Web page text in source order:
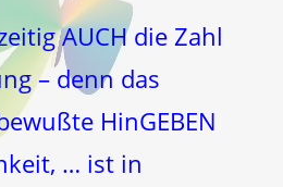
AUCH die Zahl
– denn das
HinGEBEN
… ist in